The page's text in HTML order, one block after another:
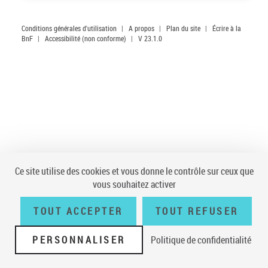
Conditions générales d'utilisation | A propos | Plan du site |
Écrire à la
BnF | Accessibilité (non conforme) | V 23.1.0
Ce site utilise des cookies et vous donne le contrôle sur ceux que
vous souhaitez activer
TOUT ACCEPTER TOUT REFUSER
PERSONNALISER Politique de confidentialité